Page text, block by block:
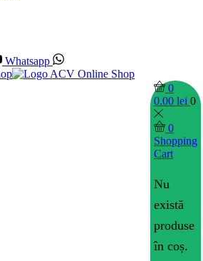
Whatsapp
0
0.00 lei 0
0
Shopping
Cart
Nu
există
produse
în coș.